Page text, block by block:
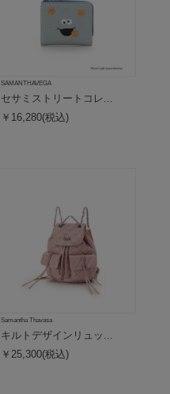
SAMANTHAVEGA
セサミストリートコレ...
￥16,280(税込)
Samantha Thavasa
キルトデザインリュッ...
￥25,300(税込)